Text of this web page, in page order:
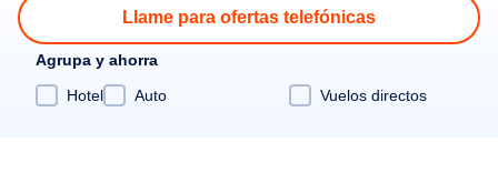
Llame para ofertas telefónicas
Agrupa y ahorra
Hotel
Auto Vuelos directos